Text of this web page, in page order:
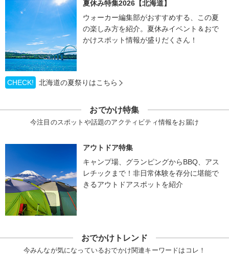
夏休み特集2026【北海道】
ウォーカー編集部がおすすめする、この夏
の楽しみ方を紹介。夏休みイベント＆おで
かけスポット情報が盛りだくさん！
CHECK! 北海道の夏祭りはこちら
おでかけ特集
今注目のスポットや話題のアクティビティ情報をお届け
アウトドア特集
キャンプ場、グランピングからBBQ、アス
レチックまで！非日常体験を存分に堪能で
きるアウトドアスポットを紹介
おでかけトレンド
今みんなが気になっているおでかけ関連キーワードはコレ！